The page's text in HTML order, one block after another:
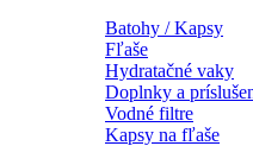
Batohy / Kapsy
Fľaše
Hydratačné vaky
Doplnky a
Vodné filtre
Kapsy na fľaše